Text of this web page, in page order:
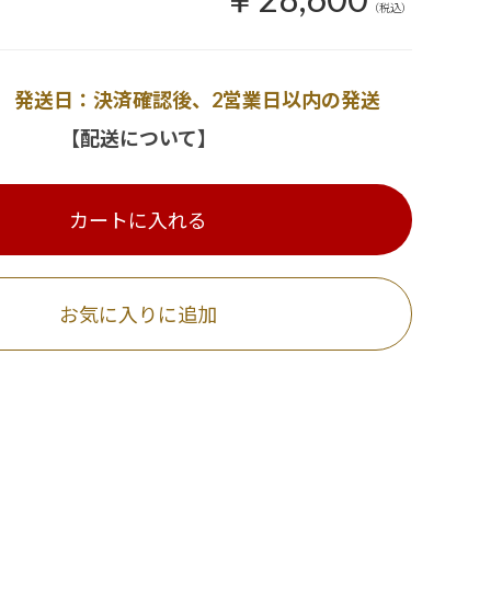
（税込）
送日：決済確認後、2営業日以内の発送
【配送について】
カートに入れる
お気に入りに追加